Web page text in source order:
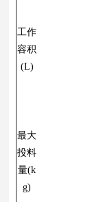
工作
容积
(L)
最大
投料
量(k
g)